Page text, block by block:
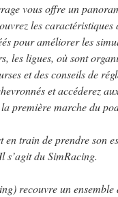
vous offre un
les caractéristiques
pour améliorer les
les ligues, où sont
et des conseils de
et accéderez
première marche du
en train de prendre son
s’agit du SimRacing.
recouvre un ensemble